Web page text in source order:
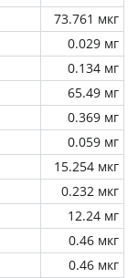
73.761 мкг
0.029 мг
0.134 мг
65.49 мг
0.369 мг
0.059 мг
15.254 мкг
0.232 мкг
12.24 мг
0.46 мкг
0.46 мкг